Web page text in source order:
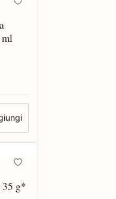
35 g*